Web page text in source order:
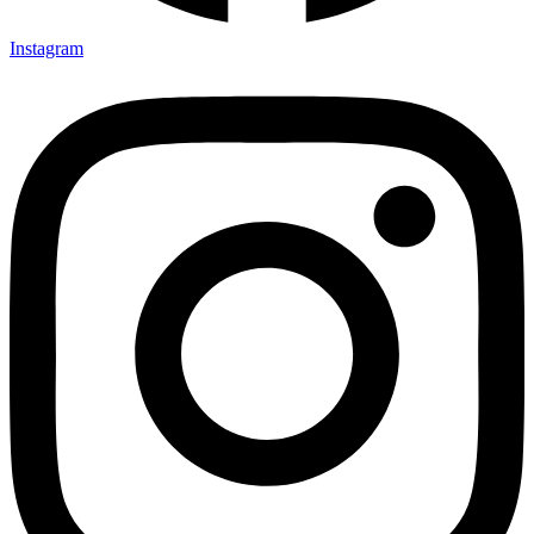
Instagram